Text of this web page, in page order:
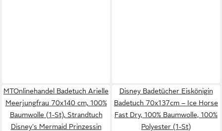
MTOnlinehandel Badetuch Arielle
Meerjungfrau 70x140 cm, 100%
Baumwolle (1-St), Strandtuch
Disney's Mermaid Prinzessin
Disney Badetücher Eiskönigin
Badetuch 70x137cm – Ice Horse
Fast Dry, 100% Baumwolle, 100%
Polyester (1-St)